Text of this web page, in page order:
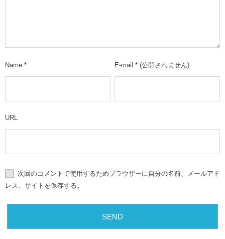
Name * E-mail * (公開されません)
URL
次回のコメントで使用するためブラウザーに自分の名前、メールアド
レス、サイトを保存する。